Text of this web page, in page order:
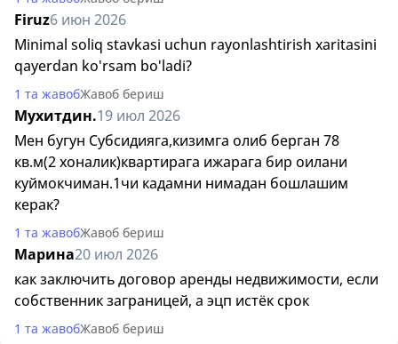
Firuz6 июн 2026
Minimal soliq stavkasi uchun rayonlashtirish xaritasini
qayerdan ko'rsam bo'ladi?
1 та жавобЖавоб бериш
Мухитдин.19 июл 2026
Мен бугун Субсидияга,кизимга олиб берган 78
кв.м(2 хоналик)квартирага ижарага бир оилани
куймокчиман.1чи кадамни нимадан бошлашим
керак?
1 та жавобЖавоб бериш
Марина20 июл 2026
как заключить договор аренды недвижимости, если
собственник заграницей, а эцп истёк срок
1 та жавобЖавоб бериш